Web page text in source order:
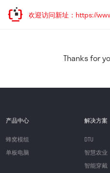
迁移，欢迎访问新址：https://
Thanks for
产品中心
蜂窝模组
单板电脑
解决方案
DTU
智慧农业
智能穿戴